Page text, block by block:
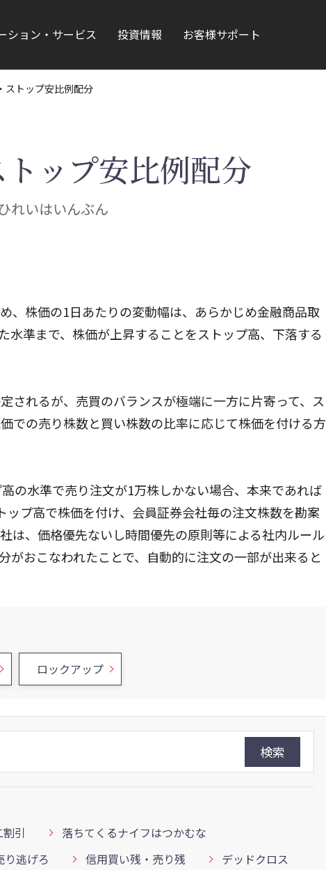
ション・サービス 投資情報 お客様サポート
ストップ安比例配分
ップ安比例配分
れいはいんぶん
、株価の1日あたりの変動幅は、あらかじめ金融商品取
準まで、株価が上昇することをストップ高、下落する
されるが、売買のバランスが極端に一方に片寄って、ス
での売り株数と買い株数の比率に応じて株価を付ける方
の水準で売り注文が1万株しかない場合、本来であれば
プ高で株価を付け、会員証券会社毎の注文株数を勘案
は、価格優先ないし時間優先の原則等による社内ルール
おこなわれたことで、自動的に注文の一部が出来ると
ロックアップ
検索
引
落ちてくるナイフはつかむな
り逃げろ 信用買い残・売り残 デッドクロス